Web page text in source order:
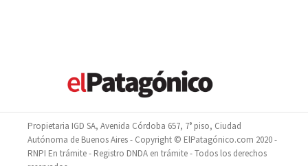
Propietaria IGD SA, Avenida Córdoba 657, 7° piso, Ciudad
Autónoma de Buenos Aires - Copyright © ElPatagónico.com 2020 -
RNPI En trámite - Registro DNDA en trámite - Todos los derechos